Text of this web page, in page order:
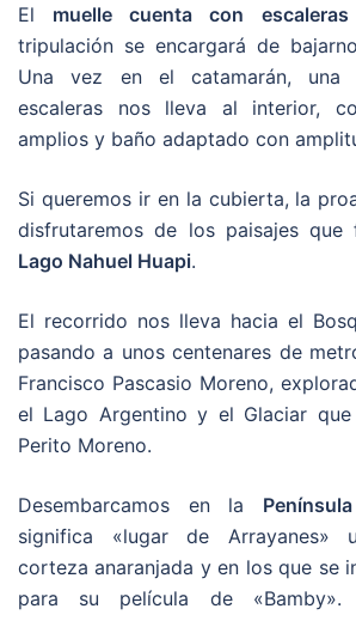
El muelle cuenta con escaleras
tripulación se encargará de
Una vez en el catamarán, una
escaleras nos lleva al interior,
amplios y baño adaptado con
Si queremos ir en la cubierta, la
disfrutaremos de los paisajes
Lago Nahuel Huapi.
El recorrido nos lleva hacia el
pasando a unos centenares de
Francisco Pascasio Moreno,
el Lago Argentino y el Glaciar
Perito Moreno.
Desembarcamos en la
significa «lugar de Arrayanes»
corteza anaranjada y en los que se
para su película de «Bamby».